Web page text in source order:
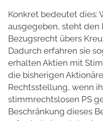
Konkret bedeutet dies:
ausgegeben, steht den
Bezugsrecht übers
Dadurch erfahren sie
erhalten Aktien mit
die bisherigen
Rechtsstellung, wenn
stimmrechtslosen PS
Beschränkung dieses